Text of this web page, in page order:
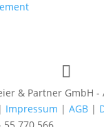
& Partner GmbH -
Impressum | AGB|
55 770 566